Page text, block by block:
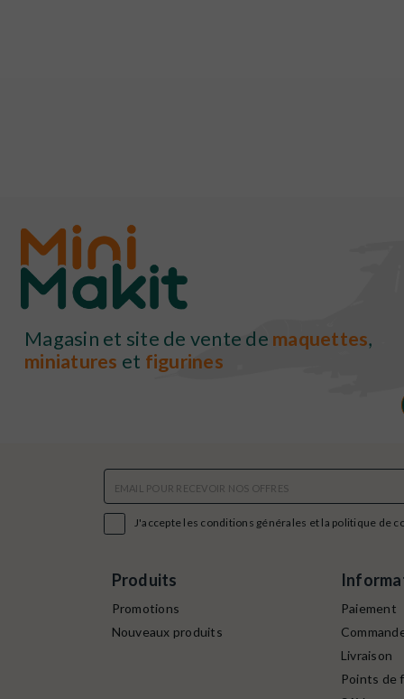
Magasin et site de vente de maquettes,
miniatures et figurines
J'accepte les conditions générales et la politique de
Produits
Promotions
Nouveaux produits
Paiement
Livraison
Points de